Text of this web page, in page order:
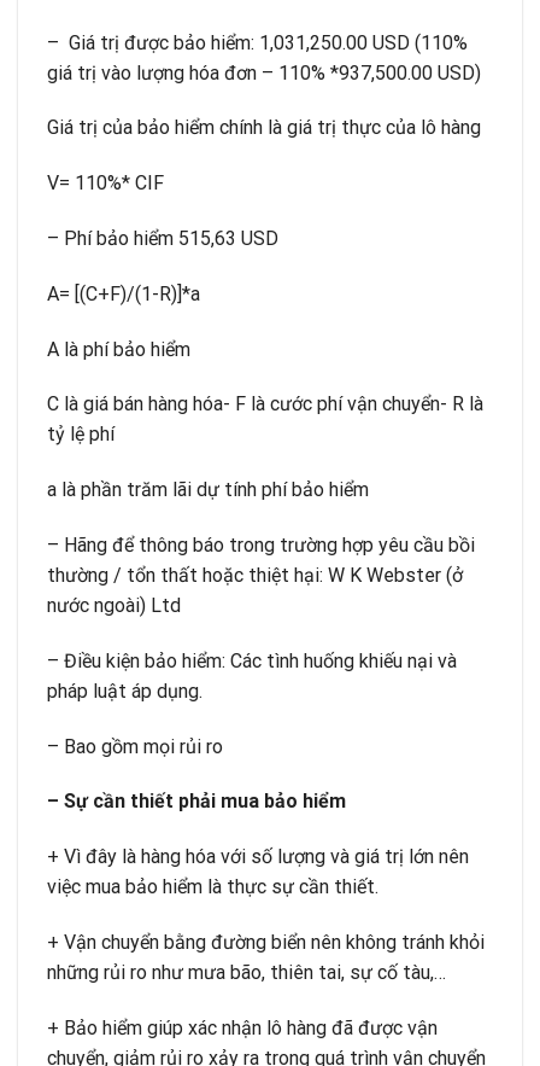
– Giá trị được bảo hiểm: 1,031,250.00 USD (110%
giá trị vào lượng hóa đơn – 110% *937,500.00 USD)
Giá trị của bảo hiểm chính là giá trị thực của lô hàng
V= 110%* CIF
– Phí bảo hiểm 515,63 USD
A= [(C+F)/(1-R)]*a
A là phí bảo hiểm
C là giá bán hàng hóa- F là cước phí vận chuyển- R là
tỷ lệ phí
a là phần trăm lãi dự tính phí bảo hiểm
– Hãng để thông báo trong trường hợp yêu cầu bồi
thường / tổn thất hoặc thiệt hại: W K Webster (ở
nước ngoài) Ltd
– Điều kiện bảo hiểm: Các tình huống khiếu nại và
pháp luật áp dụng.
– Bao gồm mọi rủi ro
– Sự cần thiết phải mua bảo hiểm
+ Vì đây là hàng hóa với số lượng và giá trị lớn nên
việc mua bảo hiểm là thực sự cần thiết.
+ Vận chuyển bằng đường biển nên không tránh khỏi
những rủi ro như mưa bão, thiên tai, sự cố tàu,…
+ Bảo hiểm giúp xác nhận lô hàng đã được vận
chuyển, giảm rủi ro xảy ra trong quá trình vận chuyển